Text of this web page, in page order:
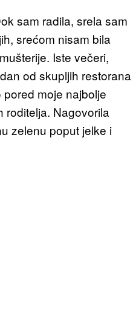
sam radila, srela sam
srećom nisam bila
Iste večeri,
od skupljih restorana
moje najbolje
roditelja. Nagovorila
zelenu poput jelke i